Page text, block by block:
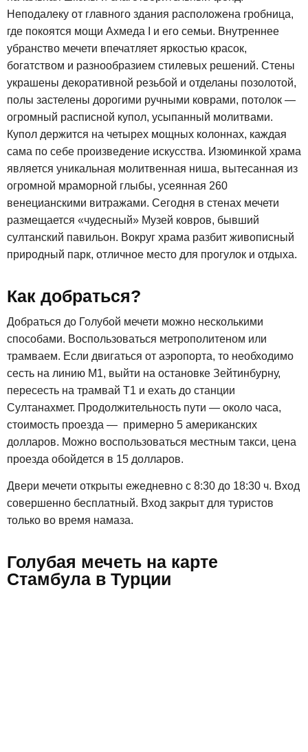
Неподалеку от главного здания расположена гробница,
где покоятся мощи Ахмеда I и его семьи. Внутреннее
убранство мечети впечатляет яркостью красок,
богатством и разнообразием стилевых решений. Стены
украшены декоративной резьбой и отделаны позолотой,
полы застелены дорогими ручными коврами, потолок —
огромный расписной купол, усыпанный молитвами.
Купол держится на четырех мощных колоннах, каждая
сама по себе произведение искусства. Изюминкой храма
является уникальная молитвенная ниша, вытесанная из
огромной мраморной глыбы, усеянная 260
венецианскими витражами. Сегодня в стенах мечети
размещается «чудесный» Музей ковров, бывший
султанский павильон. Вокруг храма разбит живописный
природный парк, отличное место для прогулок и отдыха.
Как добраться?
Добраться до Голубой мечети можно несколькими
способами. Воспользоваться метрополитеном или
трамваем. Если двигаться от аэропорта, то необходимо
сесть на линию М1, выйти на остановке Зейтинбурну,
пересесть на трамвай Т1 и ехать до станции
Султанахмет. Продолжительность пути — около часа,
стоимость проезда — примерно 5 американских
долларов. Можно воспользоваться местным такси, цена
проезда обойдется в 15 долларов.
Двери мечети открыты ежедневно с 8:30 до 18:30 ч. Вход
совершенно бесплатный. Вход закрыт для туристов
только во время намаза.
Голубая мечеть на карте
Стамбула в Турции